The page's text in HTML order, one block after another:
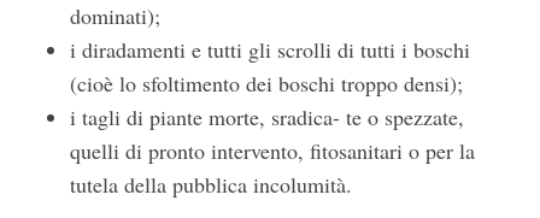
dominati);
i diradamenti e tutti gli scrolli di tutti i boschi
(cioè lo sfoltimento dei boschi troppo densi);
i tagli di piante morte, sradica- te o spezzate,
quelli di pronto intervento, fitosanitari o per la
tutela della pubblica incolumità.